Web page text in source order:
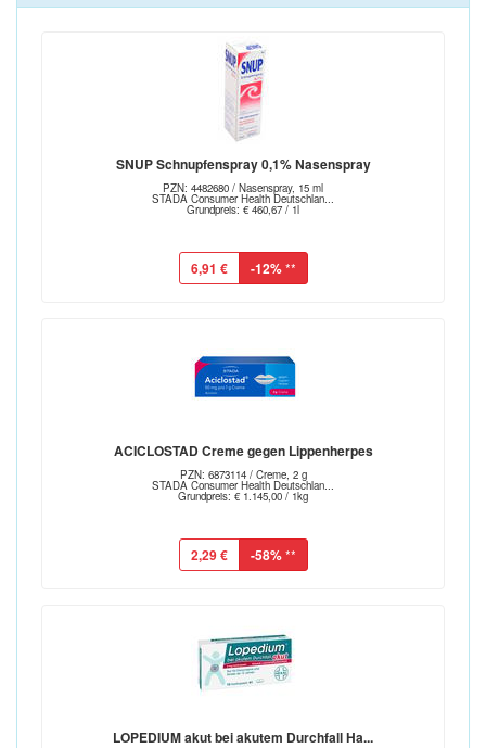
SNUP Schnupfenspray 0,1% Nasenspray
PZN: 4482680 / Nasenspray, 15 ml
STADA Consumer Health Deutschlan...
Grundpreis: € 460,67 / 1l
6,91 € -12%**
ACICLOSTAD Creme gegen Lippenherpes
PZN: 6873114 / Creme, 2 g
STADA Consumer Health Deutschlan...
Grundpreis: € 1.145,00 / 1kg
2,29 € -58%**
LOPEDIUM akut bei akutem Durchfall Ha...